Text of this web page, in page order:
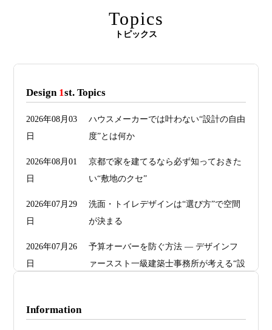
Topics
トピックス
Design 1st. Topics
2026年08月03
日
ハウスメーカーでは叶わない“設計の自由
度”とは何か
2026年08月01
日
京都で家を建てるなら必ず知っておきた
い“敷地のクセ”
2026年07月29
日
洗面・トイレデザインは“選び方”で空間
が決まる
2026年07月26
日
予算オーバーを防ぐ方法 ― デザインフ
ァーススト一級建築士事務所が考える“設
2026年07月24
Information